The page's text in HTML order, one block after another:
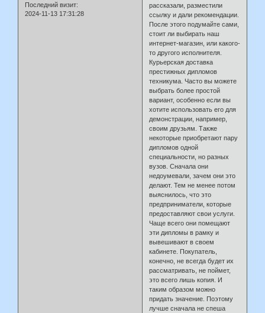
Последний визит:
2024-11-13 17:31:28
рассказали, разместили
ссылку и дали рекомендации.
После этого подумайте сами,
стоит ли выбирать наш
интернет-магазин, или какого-
то другого исполнителя.
Курьерская доставка
престижных дипломов
техникума. Часто вы можете
выбрать более простой
вариант, особенно если вы
хотите использовать его для
демонстрации, например,
своим друзьям. Также
некоторые приобретают пару
дипломов одной
специальности, но разных
вузов. Сначала они
недоумевали, зачем они это
делают. Тем не менее потом
выяснилось, что это
предприниматели, которые
предоставляют свои услуги.
Чаще всего они помещают
эти дипломы в рамку и
вывешивают в своем
кабинете. Покупатель,
конечно, не всегда будет их
рассматривать, не поймет,
это всего лишь копия. И
таким образом можно
придать значение. Поэтому
лучше сначала не спеша